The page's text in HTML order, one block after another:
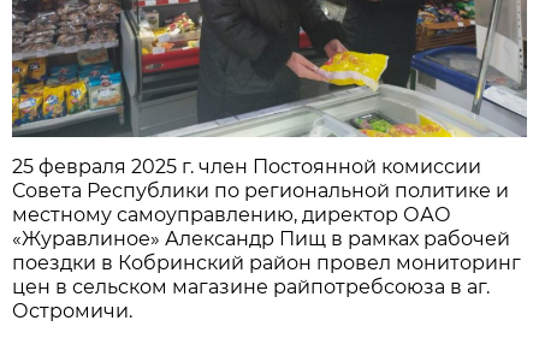
25 февраля 2025 г. член Постоянной комиссии
Совета Республики по региональной политике и
местному самоуправлению, директор ОАО
«Журавлиное» Александр Пищ в рамках рабочей
поездки в Кобринский район провел мониторинг
цен в сельском магазине райпотребсоюза в аг.
Остромичи.